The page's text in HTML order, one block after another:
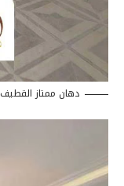
دهان ممتاز القطيف